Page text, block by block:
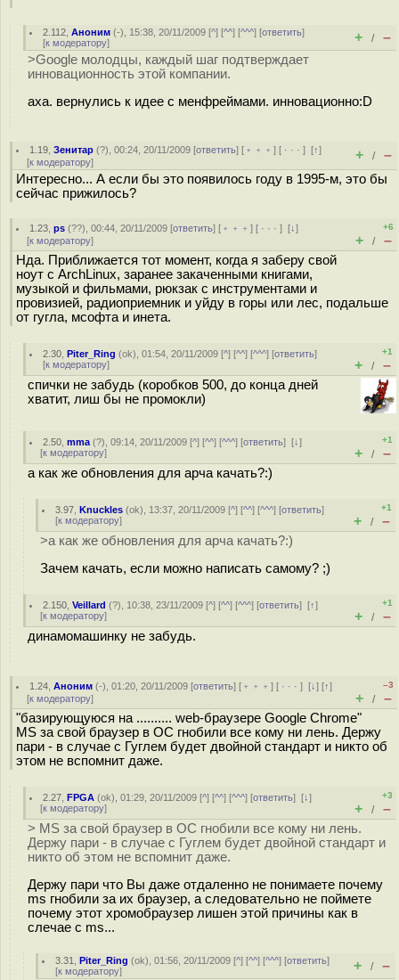
2.112 ,Аноним (-), 15:38, 20/11/2009 [^] [^^] [^^^] [ответить]
[к модератору] + / –
>Google молодцы, каждый шаг подтверждает
инновационность этой компании.
аха. вернулись к идее с менфреймами. инновационно:D
1.19 ,Зенитар (?), 00:24, 20/11/2009 [ответить] [ ﹢﹢﹢] [ · · ·][↑]
[к модератору] + / –
Интересно... А если бы это появилось году в 1995-м, это бы
сейчас прижилось?
1.23 ,ps (??), 00:44, 20/11/2009 [ответить] [ ﹢﹢﹢] [ · · ·][↓]
[к модератору]
+6
+ / –
Нда. Приближается тот момент, когда я заберу свой
ноут с ArchLinux, заранее закаченными книгами,
музыкой и фильмами, рюкзак с инструментами и
провизией, радиоприемник и уйду в горы или лес, подальше
от гугла, мсофта и инета.
2.30 ,Piter_Ring (ok), 01:54, 20/11/2009 [^] [^^] [^^^] [ответить]
[к модератору]
+1
+ / –
спички не забудь (коробков 500, до конца дней
хватит, лиш бы не промокли)
2.50 ,mma (?), 09:14, 20/11/2009 [^] [^^] [^^^] [ответить][↓]
[к модератору]
+1
+ / –
а как же обновления для арча качать?:)
3.97 ,Knuckles (ok), 13:37, 20/11/2009 [^] [^^] [^^^] [ответить]
[к модератору]
+1
+ / –
>а как же обновления для арча качать?:)
Зачем качать, если можно написать самому? ;)
2.150 ,Veillard (?), 10:38, 23/11/2009 [^] [^^] [^^^] [ответить][↑]
[к модератору]
+1
+ / –
динамомашинку не забудь.
1.24 ,Аноним (-), 01:20, 20/11/2009 [ответить] [ ﹢﹢﹢] [ · · ·][↓] [↑]
[к модератору]
–3
+ / –
"базирующуюся на .......... web-браузере Google Chrome"
MS за свой браузер в ОС гнобили все кому ни лень. Держу
пари - в случае с Гуглем будет двойной стандарт и никто об
этом не вспомнит даже.
2.27 ,FPGA (ok), 01:29, 20/11/2009 [^] [^^] [^^^] [ответить][↓]
[к модератору]
+3
+ / –
> MS за свой браузер в ОС гнобили все кому ни лень.
Держу пари - в случае с Гуглем будет двойной стандарт и
никто об этом не вспомнит даже.
Держу пари что Вы даже отдаленно не понимаете почему
ms гнобили за их браузер, а следовательно не поймете
почему этот хромобраузер лишен этой причины как в
слечае с ms...
3.31 ,Piter_Ring (ok), 01:56, 20/11/2009 [^] [^^] [^^^] [ответить]
[к модератору] + / –